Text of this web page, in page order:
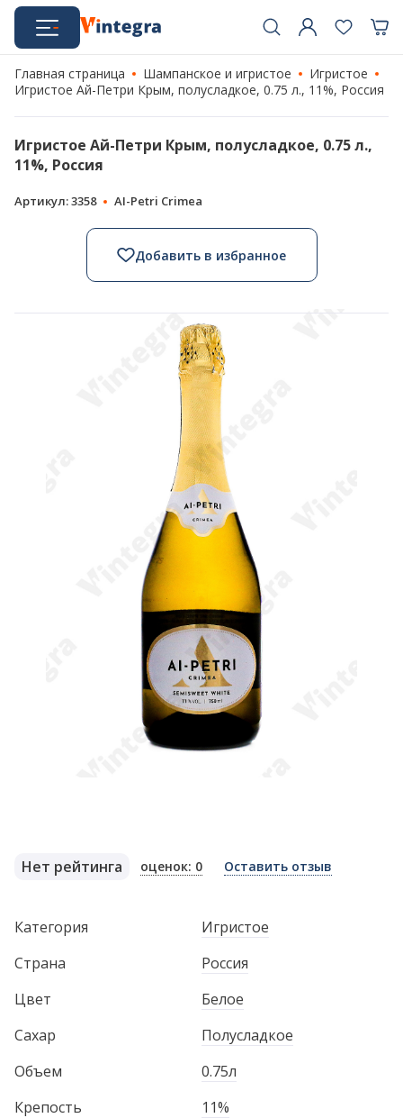
Главная страница Шампанское и игристое
Игристое
Игристое Ай-Петри Крым, полусладкое, 0.75 л., 11%, Россия
Игристое Ай-Петри Крым, полусладкое, 0.75 л.,
11%, Россия
Артикул: 3358 AI-Petri Crimea
Добавить в избранное
Нет рейтинга оценок: 0 Оставить отзыв
Категория
Игристое
Страна
Россия
Цвет
Белое
Сахар
Полусладкое
Объем
0.75л
Крепость
11%